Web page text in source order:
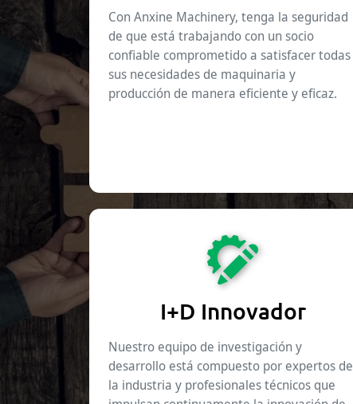
Con Anxine Machinery, tenga la seguridad
de que está trabajando con un socio
confiable comprometido a satisfacer todas
sus necesidades de maquinaria y
producción de manera eficiente y eficaz.
I+D Innovador
Nuestro equipo de investigación y
desarrollo está compuesto por expertos de
la industria y profesionales técnicos que